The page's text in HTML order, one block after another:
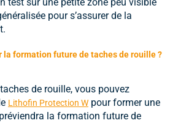
pour s’assurer de la
formation future de taches de rouille ?
de rouille, vous pouvez
Lithofin Protection W pour former une
la formation future de